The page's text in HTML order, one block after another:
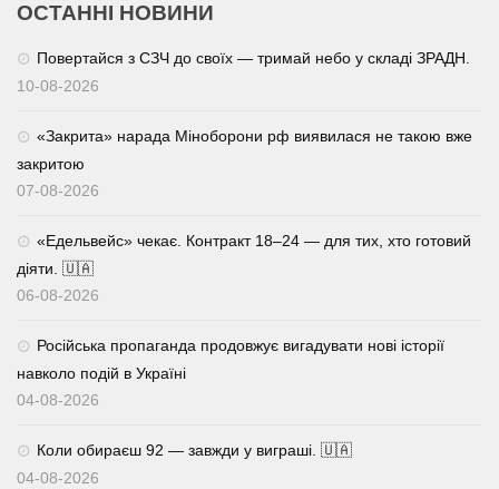
Культура
Шоу-біз
ОСТАННІ НОВИНИ
Повертайся з СЗЧ до своїх — тримай небо у складі ЗРАДН.
10-08-2026
«Закрита» нарада Міноборони рф виявилася не такою вже
закритою
07-08-2026
«Едельвейс» чекає. Контракт 18–24 — для тих, хто готовий
діяти. 🇺🇦
06-08-2026
Російська пропаганда продовжує вигадувати нові історії
навколо подій в Україні
04-08-2026
Коли обираєш 92 — завжди у виграші. 🇺🇦
04-08-2026